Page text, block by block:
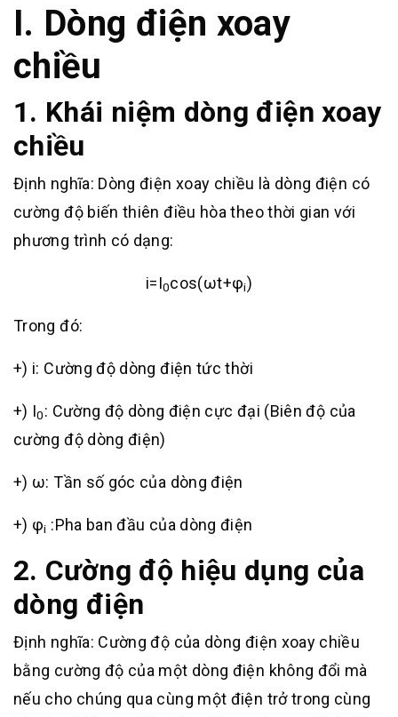
I. Dòng điện xoay
chiều
1. Khái niệm dòng điện xoay
chiều
Định nghĩa: Dòng điện xoay chiều là dòng điện có
cường độ biến thiên điều hòa theo thời gian với
phương trình có dạng:
i=I0cos(ωt+φi)
Trong đó:
+) i: Cường độ dòng điện tức thời
+) I0: Cường độ dòng điện cực đại (Biên độ của
cường độ dòng điện)
+) ω: Tần số góc của dòng điện
+) φi :Pha ban đầu của dòng điện
2. Cường độ hiệu dụng của
dòng điện
Định nghĩa: Cường độ của dòng điện xoay chiều
bằng cường độ của một dòng điện không đổi mà
nếu cho chúng qua cùng một điện trở trong cùng